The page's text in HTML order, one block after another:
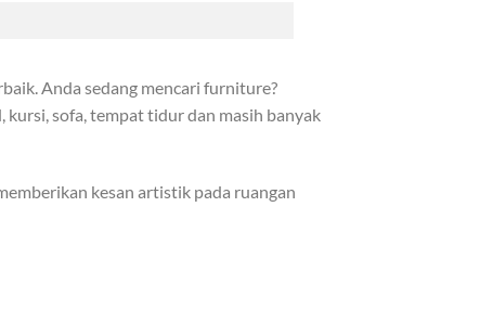
Anda sedang mencari furniture?
sofa, tempat tidur dan masih banyak
kesan artistik pada ruangan